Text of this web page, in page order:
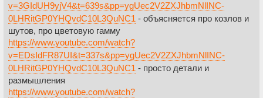
v=3GIdUH9yjV4&t=639s&pp=ygUec2V2ZXJhbmNlINC-
0LHRitGP0YHQvdC10L3QuNC1 - объясняется про козлов и
шутов, про цветовую гамму
https://www.youtube.com/watch?
v=EDsIdFR87UI&t=337s&pp=ygUec2V2ZXJhbmNlINC-
0LHRitGP0YHQvdC10L3QuNC1 - просто детали и
размышления
https://www.youtube.com/watch?